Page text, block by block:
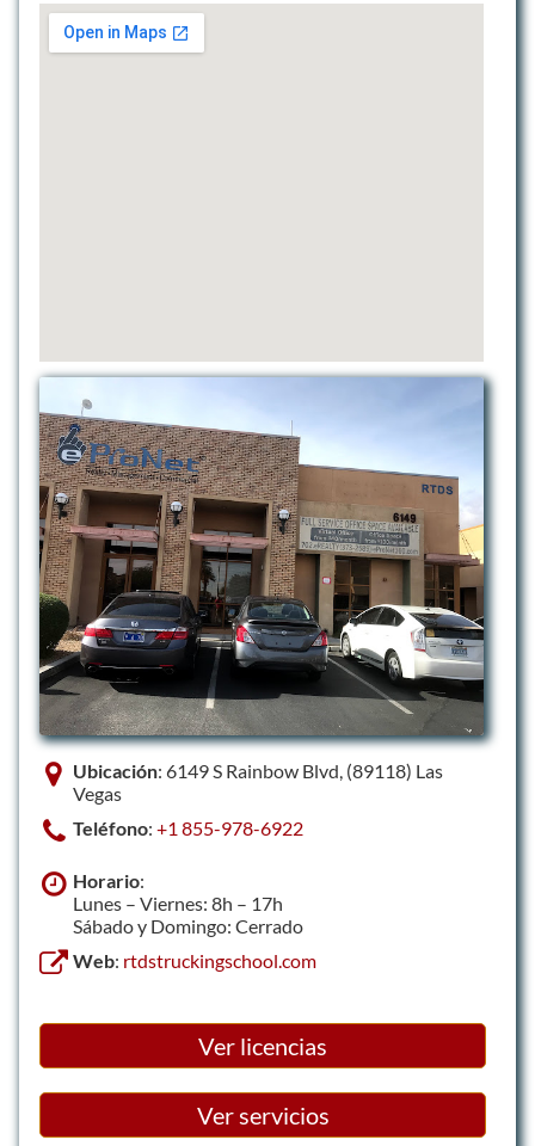
Ubicación: 6149 S Rainbow Blvd, (89118) Las
Vegas
Teléfono: +1 855-978-6922
Horario:
Lunes – Viernes: 8h – 17h
Sábado y Domingo: Cerrado
Web: rtdstruckingschool.com
Ver licencias
Ver servicios